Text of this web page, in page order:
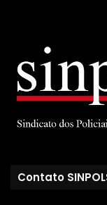
Contato